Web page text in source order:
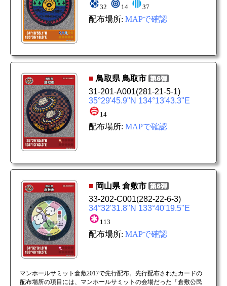
32 14 37
配布場所: MAPで確認
■ 鳥取県 鳥取市
31-201-A001(281-21-5-1)
35°29'45.9"N 134°13'43.3"E
14
配布場所: MAPで確認
■ 岡山県 倉敷市
33-202-C001(282-22-6-3)
34°32'31.8"N 133°40'19.5"E
113
配布場所: MAPで確認
マンホールサミット倉敷2017で先行配布。先行配布されたカードの
配布場所の項目には、マンホールサミットの会場だった「倉敷公民